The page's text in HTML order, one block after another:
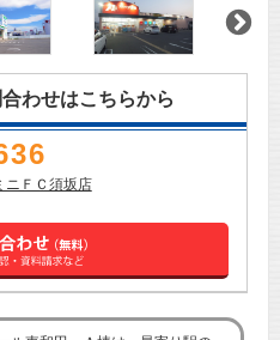
わせはこちらから
ニＦＣ須坂店